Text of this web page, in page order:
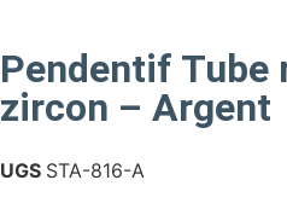
Pendentif Tube
zircon – Argent
UGS STA-816-A